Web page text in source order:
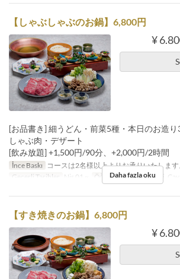
【しゃぶしゃぶのお鍋】6,800円
¥
[お品書き] 細うどん・前菜5種・本日のお造
しゃぶ肉・デザート
[飲み放題] +1,500円/90分、+2,000円/2時間
İnce Baskı
コースは2名様以上よりお承りいたします
Geçerli Tarihler
Nis 01 ~ Öğünler Öğle Yemeği,
Daha fazla oku
【すき焼きのお鍋】6,800円
¥